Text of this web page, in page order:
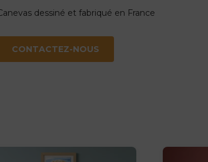
dessiné et fabriqué en France
CONTACTEZ-NOUS